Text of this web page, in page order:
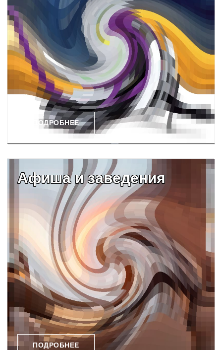
ПОДРОБНЕЕ
Афиша и заведения
ПОДРОБНЕЕ